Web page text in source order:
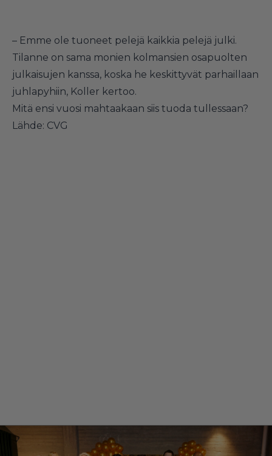
– Emme ole tuoneet pelejä kaikkia pelejä julki.
Tilanne on sama monien kolmansien osapuolten
julkaisujen kanssa, koska he keskittyvät parhaillaan
juhlapyhiin, Koller kertoo.
Mitä ensi vuosi mahtaakaan siis tuoda tullessaan?
Lähde: CVG